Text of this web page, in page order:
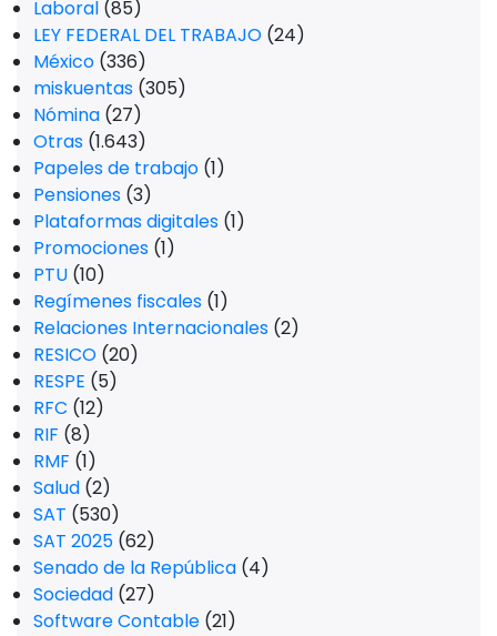
Laboral (85)
LEY FEDERAL DEL TRABAJO (24)
México (336)
miskuentas (305)
Nómina (27)
Otras (1.643)
Papeles de trabajo (1)
Pensiones (3)
Plataformas digitales (1)
Promociones (1)
PTU (10)
Regímenes fiscales (1)
Relaciones Internacionales (2)
RESICO (20)
RESPE (5)
RFC (12)
RIF (8)
RMF (1)
Salud (2)
SAT (530)
SAT 2025 (62)
Senado de la República (4)
Sociedad (27)
Software Contable (21)